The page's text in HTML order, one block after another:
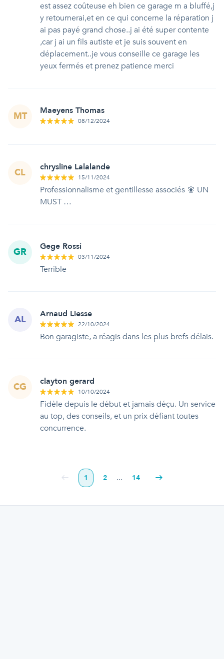
est assez coûteuse eh bien ce garage m a bluffé,j
y retournerai,et en ce qui concerne la réparation j
ai pas payé grand chose..j ai été super contente
,car j ai un fils autiste et je suis souvent en
déplacement..je vous conseille ce garage les
yeux fermés et prenez patience merci
MT Maeyens Thomas
08/12/2024
CL chrysline Lalalande
15/11/2024
Professionnalisme et gentillesse associés 🧚 UN
MUST …
GR Gege Rossi
03/11/2024
Terrible
AL Arnaud Liesse
22/10/2024
Bon garagiste, a réagis dans les plus brefs délais.
CG clayton gerard
10/10/2024
Fidèle depuis le début et jamais déçu. Un service
au top, des conseils, et un prix défiant toutes
concurrence.
1 2 ... 14